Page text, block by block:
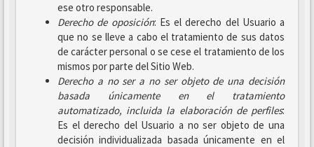
ese otro responsable.
Derecho de oposición: Es el derecho del Usuario a
que no se lleve a cabo el tratamiento de sus datos
de carácter personal o se cese el tratamiento de los
mismos por parte del Sitio Web.
Derecho a no ser a no ser objeto de una decisión
basada únicamente en el tratamiento
automatizado, incluida la elaboración de perfiles:
Es el derecho del Usuario a no ser objeto de una
decisión individualizada basada únicamente en el